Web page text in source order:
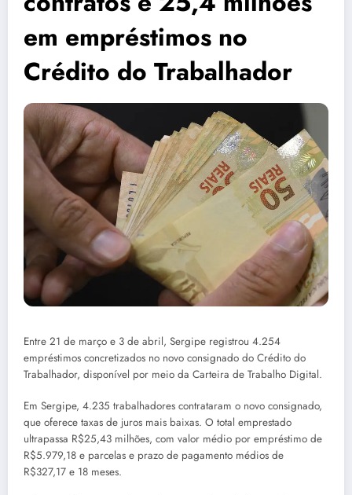
em empréstimos no
Crédito do Trabalhador
Entre 21 de março e 3 de abril, Sergipe registrou 4.254
empréstimos concretizados no novo consignado do Crédito do
Trabalhador, disponível por meio da Carteira de Trabalho Digital.
Em Sergipe, 4.235 trabalhadores contrataram o novo consignado,
que oferece taxas de juros mais baixas. O total emprestado
ultrapassa R$25,43 milhões, com valor médio por empréstimo de
R$5.979,18 e parcelas e prazo de pagamento médios de
R$327,17 e 18 meses.